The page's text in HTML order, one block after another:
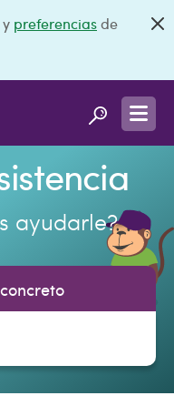
preferenciasde
ayudarle?